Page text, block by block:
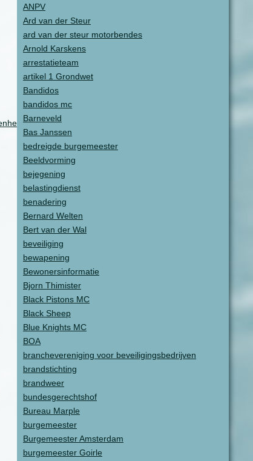
ANPV
Ard van der Steur
ard van der steur motorbendes
Arnold Karskens
arrestatieteam
artikel 1 Grondwet
Bandidos
bandidos mc
Barneveld
Bas Janssen
bedreigde burgemeester
Beeldvorming
bejegening
belastingdienst
benadering
Bernard Welten
Bert van der Wal
beveiliging
bewapening
Bewonersinformatie
Bjorn Thimister
Black Pistons MC
Black Sheep
Blue Knights MC
BOA
branchevereniging voor beveiligingsbedrijven
brandstichting
brandweer
bundesgerechtshof
Bureau Marple
burgemeester
Burgemeester Amsterdam
burgemeester Goirle